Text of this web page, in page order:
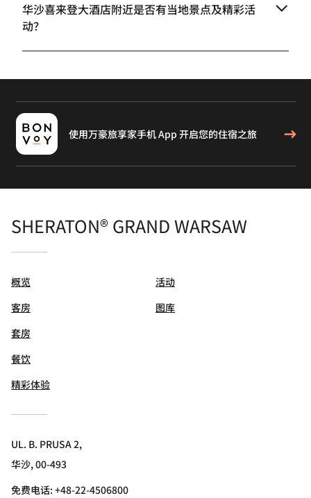
华沙喜来登大酒店附近是否有当地景点及精彩活
动？
使用万豪旅享家手机 App 开启您的住宿之旅
SHERATON® GRAND WARSAW
概览
客房
套房
餐饮
精彩体验
活动
图库
UL. B. PRUSA 2,
华沙, 00-493
免费电话:+48-22-4506800